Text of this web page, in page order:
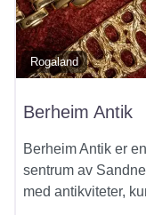
Rogaland
Berheim Antik
Berheim Antik er
sentrum av
med antikviteter,